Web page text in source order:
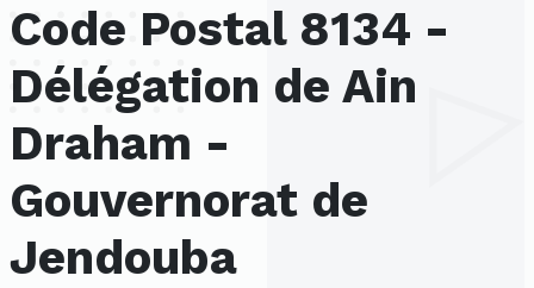
Code Postal 8134 -
Délégation de Ain
Draham -
Gouvernorat de
Jendouba